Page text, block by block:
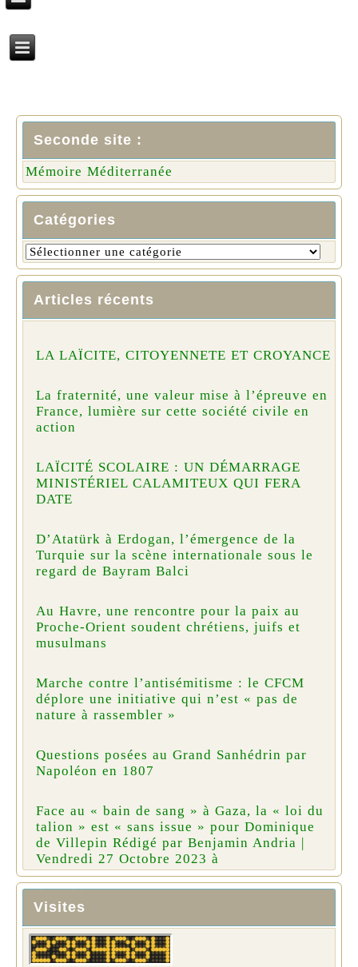
Seconde site :
Mémoire Méditerranée
Catégories
Articles récents
LA LAÏCITE, CITOYENNETE ET CROYANCE
La fraternité, une valeur mise à l’épreuve en
France, lumière sur cette société civile en
action
LAÏCITÉ SCOLAIRE : UN DÉMARRAGE
MINISTÉRIEL CALAMITEUX QUI FERA
DATE
D’Atatürk à Erdogan, l’émergence de la
Turquie sur la scène internationale sous le
regard de Bayram Balci
Au Havre, une rencontre pour la paix au
Proche-Orient soudent chrétiens, juifs et
musulmans
Marche contre l’antisémitisme : le CFCM
déplore une initiative qui n’est « pas de
nature à rassembler »
Questions posées au Grand Sanhédrin par
Napoléon en 1807
Face au « bain de sang » à Gaza, la « loi du
talion » est « sans issue » pour Dominique
de Villepin Rédigé par Benjamin Andria |
Vendredi 27 Octobre 2023 à
Visites